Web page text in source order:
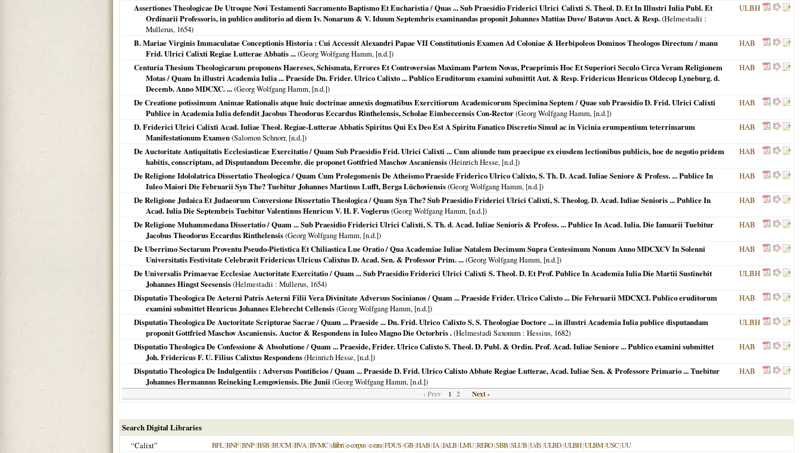
Assertiones Theologicae De Utroque Novi Testamenti Sacramento Baptismo Et Eucharistia / Quas ... Sub Praesidio Friderici Ulrici Calixti S. Theol. D. Et In Illustri Iulia Publ. Et
Ordinarii Professoris, in publico auditorio ad diem Iv. Nonarum & V. Iduum Septembris examinandas proponit Johannes Mattias Duve/ Batavus Auct. & Resp.(Helmestadii :
Mullerus, 1654)
ULBH
B. Mariae Virginis Immaculatae Conceptionis Historia : Cui Accessit Alexandri Papae VII Constitutionis Examen Ad Coloniae & Herbipoleos Dominos Theologos Directum / manu
Frid. Ulrici Calixti Regiae Lutterae Abbatis ...(Georg Wolfgang Hamm, [n.d.])
HAB
Centuria Thesium Theologicarum proponens Haereses, Schismata, Errores Et Controversias Maximam Partem Novas, Praeprimis Hoc Et Superiori Seculo Circa Veram Religionem
Motas / Quam In illustri Academia Iulia ... Praeside Dn. Frider. Ulrico Calixto ... Publico Eruditorum examini submittit Aut. & Resp. Fridericus Henricus Oldecop Lyneburg. d.
Decemb. Anno MDCXC. ...(Georg Wolfgang Hamm, [n.d.])
HAB
De Creatione potissimum Animae Rationalis atque huic doctrinae annexis dogmatibus Exercitiorum Academicorum Specimina Septem / Quae sub Praesidio D. Frid. Ulrici Calixti
Publice in Academia Iulia defendit Jacobus Theodorus Eccardus Rinthelensis, Scholae Eimbeccensis Con-Rector(Georg Wolfgang Hamm, [n.d.])
HAB
D. Friderici Ulrici Calixti Acad. Iuliae Theol. Regiae-Lutterae Abbatis Spiritus Qui Ex Deo Est A Spiritu Fanatico Discretio Simul ac in Vicinia erumpentium teterrimarum
Manifestationum Examen(Salomon Schnorr, [n.d.])
HAB
De Auctoritate Antiquitatis Ecclesiasticae Exercitatio / Quam Sub Praesidio Frid. Ulrici Calixti ... Cum aliunde tum praecipue ex eiusdem lectionibus publicis, hoc de negotio pridem
habitis, conscriptam, ad Disputandum Decembr. die proponet Gottfried Maschov Ascaniensis(Heinrich Hesse, [n.d.])
HAB
De Religione Idololatrica Dissertatio Theologica / Quam Cum Prolegomenis De Atheismo Praeside Friderico Ulrico Calixto, S. Th. D. Acad. Iuliae Seniore & Profess. ... Publice In
Iuleo Maiori Die Februarii Syn The? Tuebitur Johannes Martinus Lufft, Berga Lüchoviensis(Georg Wolfgang Hamm, [n.d.])
HAB
De Religione Judaica Et Judaeorum Conversione Dissertatio Theologica / Quam Syn The? Sub Praesidio Friderici Ulrici Calixti, S. Theolog. D. Acad. Iuliae Senioris ... Publice In
Acad. Iulia Die Septembris Tuebitur Valentinus Henricus V. H. F. Voglerus(Georg Wolfgang Hamm, [n.d.])
HAB
De Religione Muhammedana Dissertatio / Quam ... Sub Praesidio Friderici Ulrici Calixti, S. Th. d. Acad. Iuliae Senioris & Profess. ... Publice In Acad. Iulia. Die Ianuarii Tuebitur
Jacobus Theodorus Eccardus Rinthelensis(Georg Wolfgang Hamm, [n.d.])
HAB
De Uberrimo Sectarum Proventu Pseudo-Pietistica Et Chiliastica Lue Oratio / Qua Academiae Iuliae Natalem Decimum Supra Centesimum Nonum Anno MDCXCV In Solenni
Universitatis Festivitate Celebravit Fridericus Ulricus Calixtus D. Acad. Sen. & Professor Prim. ...(Georg Wolfgang Hamm, [n.d.])
HAB
De Universalis Primaevae Ecclesiae Auctoritate Exercitatio / Quam ... Sub Praesidio Friderici Ulrici Calixti S. Theol. D. Et Prof. Publice In Academia Iulia Die Martii Sustinebit
Johannes Hingst Seesensis(Helmestadii : Mullerus, 1654)
ULBH
Disputatio Theologica De Aeterni Patris Aeterni Filii Vera Divinitate Adversus Socinianos / Quam ... Praeside Frider. Ulrico Calixto ... Die Februarii MDCXCI. Publico eruditorum
examini submittet Henricus Johannes Elebrecht Cellensis(Georg Wolfgang Hamm, [n.d.])
HAB
Disputatio Theologica De Auctoritate Scripturae Sacrae / Quam ... Praeside ... Dn. Frid. Ulrico Calixto S. S. Theologiae Doctore ... in illustri Academia Iulia publice disputandam
proponit Gottfried Maschov Ascaniensis. Auctor & Respondens in Iuleo Magno Die Octorbris .(Helmestadi Saxonum : Hessius, 1682)
ULBH
Disputatio Theologica De Confessione & Absolutione / Quam ... Praeside, Frider. Ulrico Calixto S. Theol. D. Publ. & Ordin. Prof. Acad. Iuliae Seniore ... Publico examini submittet
Joh. Fridericus F. U. Filius Calixtus Respondens(Heinrich Hesse, [n.d.])
HAB
Disputatio Theologica De Indulgentiis : Adversus Pontificios / Quam ... Praeside D. Frid. Ulrico Calixto Abbate Regiae Lutterae, Acad. Iuliae Sen. & Professore Primario ... Tuebitur
Johannes Hermannus Reineking Lemgoviensis. Die Junii (Georg Wolfgang Hamm, [n.d.])
HAB
‹ Prev 1 2 Next ›
Search Digital Libraries
“Calixt”
BFL|BNF|BNP|BSB|BUCM|BVA|BVMC|dilibri|e-corpus|e-rara|FDUS|GB|HAB|IA|JALB|LMU|RERO|SBB|SLUB|UdS|ULBD|ULBH|ULBM|USC|UU